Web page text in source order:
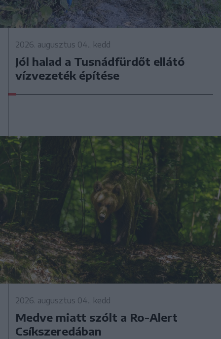
2026. augusztus 04., kedd
Jól halad a Tusnádfürdőt ellátó
vízvezeték építése
2026. augusztus 04., kedd
Medve miatt szólt a Ro-Alert
Csíkszeredában